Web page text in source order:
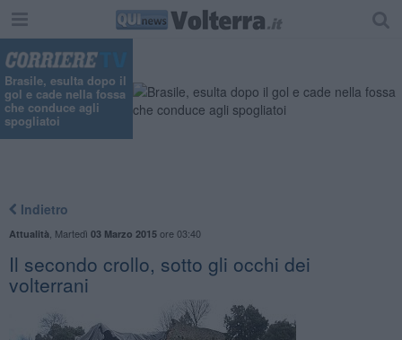
Brasile, esulta dopo il
gol e cade nella fossa
che conduce agli
spogliatoi
Indietro
Attualità Martedì 03 Marzo 2015ore 03:40
Il secondo crollo, sotto gli occhi dei
volterrani